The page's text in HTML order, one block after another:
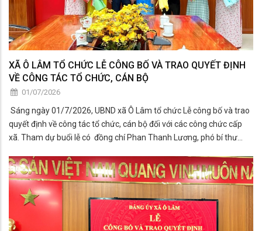
XÃ Ô LÂM TỔ CHỨC LỄ CÔNG BỐ VÀ TRAO QUYẾT ĐỊNH
VỀ CÔNG TÁC TỔ CHỨC, CÁN BỘ
01/07/2026
Sáng ngày 01/7/2026, UBND xã Ô Lâm tổ chức Lễ công bố và trao
quyết định về công tác tổ chức, cán bộ đối với các công chức cấp
xã. Tham dự buổi lễ có đồng chí Phan Thanh Lương, phó bí thư